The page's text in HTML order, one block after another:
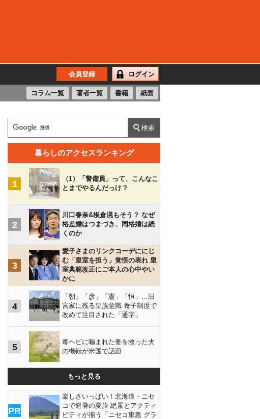
会員登録 ログイン
コラム一覧 著者一覧 書籍 紙面
暮らしのアクセスランキング
1
（1）「警備員」って、こんなこ
とまでやるんだっけ？
2
川口春奈&板倉滉もそう？ なぜ
格差婚はつまづき、同格婚は続
くのか
3
愛子さまのリンクコーデににじ
む「皇室を担う」覚悟の表れ 皇
室典範改正にご本人の心中やい
かに
4
「朝」「彦」「憲」「恒」…旧
宮家に残る皇族意識 養子制度で
改めて注目された「通字」
5
毒ヘビに噛まれた妻を救った夫
の機転が米国で話題
もっと見る
PR
楽しさいっぱい！北海道・ニセ
コで避暑の夏旅 絶景とアクティ
ビティが揃う「ニセコ東急 グラ